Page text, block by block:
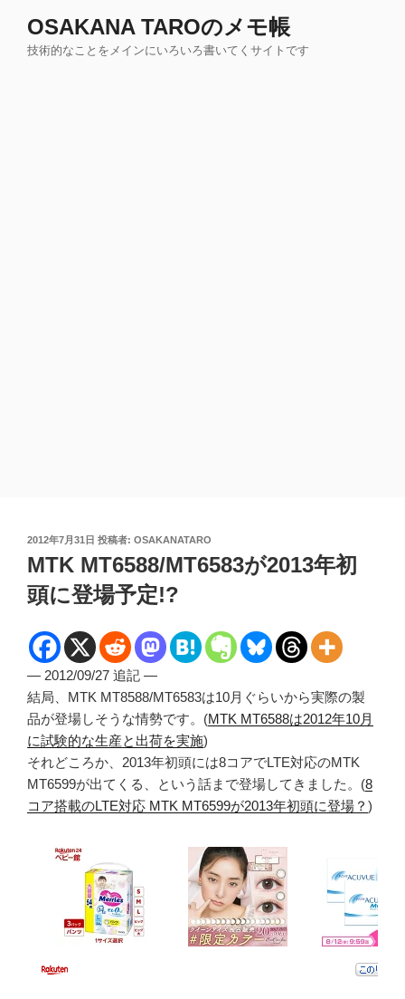
OSAKANA TAROのメモ帳
技術的なことをメインにいろいろ書いてくサイトです
投
稿
日:
2012年7月31日 投稿者: OSAKANATARO
MTK MT6588/MT6583が2013年初
頭に登場予定!?
— 2012/09/27 追記 —
結局、MTK MT8588/MT6583は10月ぐらいから実際の製
品が登場しそうな情勢です。(MTK MT6588は2012年10月
に試験的な生産と出荷を実施)
それどころか、2013年初頭には8コアでLTE対応のMTK
MT6599が出てくる、という話まで登場してきました。(8
コア搭載のLTE対応 MTK MT6599が2013年初頭に登場？ )